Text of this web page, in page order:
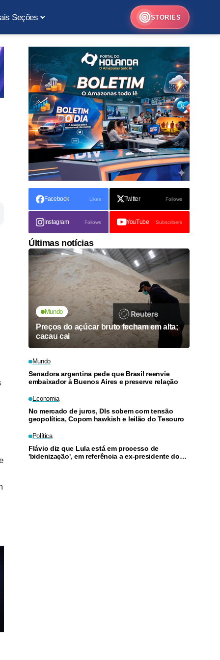
Seções STORIES
Facebook Likes Twitter Follows
Instagram Follows YouTube Subscribers
Últimas notícias
Mundo
Preços do açúcar bruto fecham em alta;
cacau cai
Mundo
Senadora argentina pede que Brasil reenvie
embaixador à Buenos Aires e preserve relação
Economia
No mercado de juros, DIs sobem com tensão
geopolítica, Copom hawkish e leilão do Tesouro
Política
Flávio diz que Lula está em processo de
'bidenização', em referência a ex-presidente dos